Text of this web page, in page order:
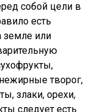
собой цели в
есть
земле или
творог,
злаки, орехи,
следует есть